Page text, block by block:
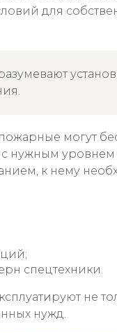
для
могут
нужным
к нему
спецтехники.
не
нужд.